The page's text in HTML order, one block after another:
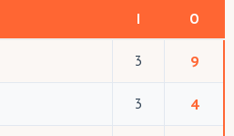
І О
3 9
3 4